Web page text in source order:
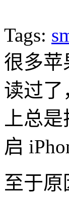
Tags:
很多苹
读过了
上总
启
至于